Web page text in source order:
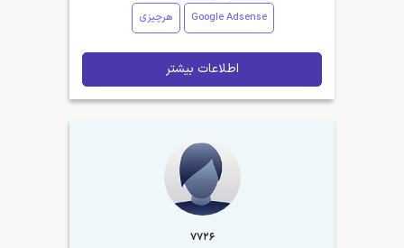
Google Adsense هرچیزی
اطلاعات بیشتر
7726